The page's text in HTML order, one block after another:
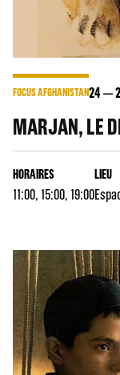
FOCUS AFGHANISTAN24
MARJAN, LE
HORAIRES
11:00, 15:00, 19:00
LIEU